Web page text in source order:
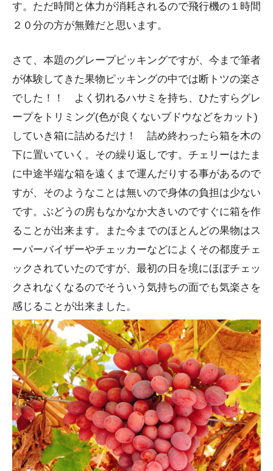
す。ただ時間と体力が消耗されるので飛行機の１時間
２０分の方が無難だと思います。
さて、本題のグレープピッキングですが、今まで筆者
が体験してきた果物ピッキングの中では断トツの楽さ
でした！！ よく切れるハサミを持ち、ひたすらグレ
ープをトリミング(色が良くないブドウなどをカット)
していき箱に詰めるだけ！ 詰め終わったら箱を木の
下に置いていく。その繰り返しです。チェリーはたま
に中途半端な箱を遠くまで運んだりする事があるので
すが、そのようなことは無いので身体の負担は少ない
です。ぶどうの房もなかなか大きいのですぐに箱を作
ることが出来ます。また今までのほとんどの果物はス
ーパーバイザーやチェッカーなどによくその都度チェ
ックされていたのですが、最初の日を境にほぼチェッ
クされなくなるのでそういう気持ちの面でも気楽さを
感じることが出来ました。